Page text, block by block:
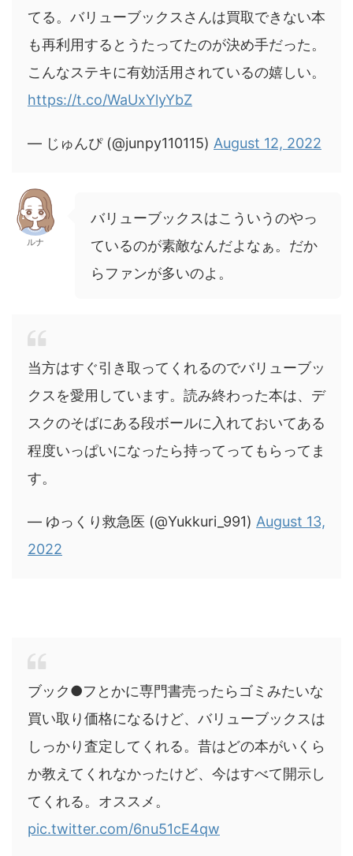
てる。バリューブックスさんは買取できない本
も再利用するとうたってたのが決め手だった。
こんなステキに有効活用されているの嬉しい。
https://t.co/WaUxYlyYbZ
— じゅんぴ (@junpy110115) August 12, 2022
ルナ
バリューブックスはこういうのやっ
ているのが素敵なんだよなぁ。だか
らファンが多いのよ。
当方はすぐ引き取ってくれるのでバリューブッ
クスを愛用しています。読み終わった本は、デ
スクのそばにある段ボールに入れておいてある
程度いっぱいになったら持ってってもらってま
す。
— ゆっくり救急医 (@Yukkuri_991) August 13,
2022
ブック●フとかに専門書売ったらゴミみたいな
買い取り価格になるけど、バリューブックスは
しっかり査定してくれる。昔はどの本がいくら
か教えてくれなかったけど、今はすべて開示し
てくれる。オススメ。
pic.twitter.com/6nu51cE4qw